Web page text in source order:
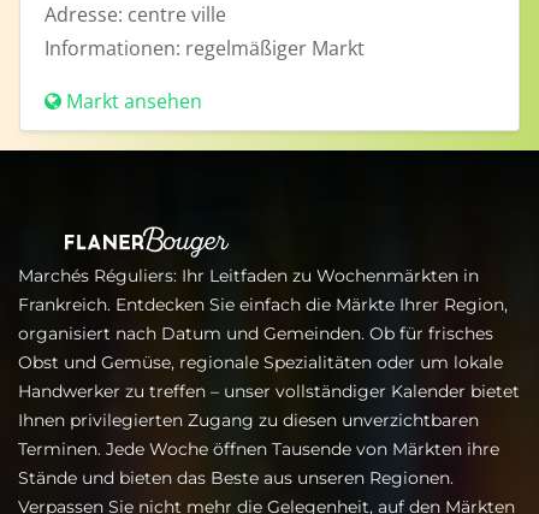
Adresse: centre ville
Informationen: regelmäßiger Markt
Markt ansehen
Marchés Réguliers: Ihr Leitfaden zu Wochenmärkten in
Frankreich. Entdecken Sie einfach die Märkte Ihrer Region,
organisiert nach Datum und Gemeinden. Ob für frisches
Obst und Gemüse, regionale Spezialitäten oder um lokale
Handwerker zu treffen – unser vollständiger Kalender bietet
Ihnen privilegierten Zugang zu diesen unverzichtbaren
Terminen. Jede Woche öffnen Tausende von Märkten ihre
Stände und bieten das Beste aus unseren Regionen.
Verpassen Sie nicht mehr die Gelegenheit, auf den Märkten